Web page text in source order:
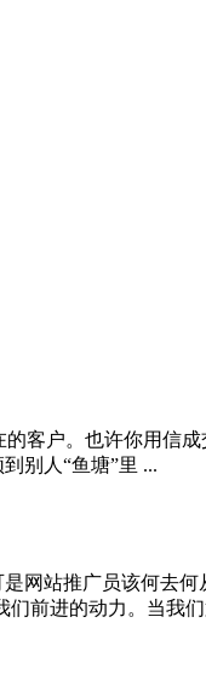
客户。也许你用信
别人“鱼塘”里 ...
网站推广员该何去
前进的动力。当我们